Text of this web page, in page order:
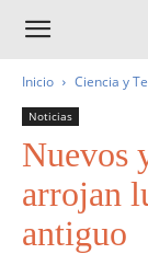
Inicio Ciencia y
Noticias
Nuevos
arrojan
antiguo